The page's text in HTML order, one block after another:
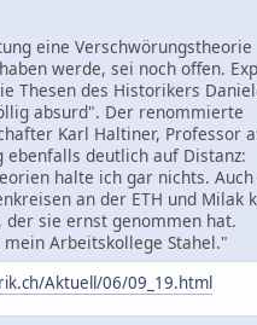
eine Verschwörungstheorie
werde, sei noch offen.
Thesen des Historikers
absurd". Der renommierte
Karl Haltiner, Professor
ebenfalls deutlich auf Distanz:
halte ich gar nichts.
an der ETH und Milak
der sie ernst genommen hat.
Arbeitskollege Stahel."
Aktuell/06/09_19.html